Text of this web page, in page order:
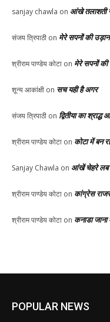
sanjay chawla on आंखे तलाशती
संजय त्रिपाठी on मेरे सपनों की उड़ान
श्रीराम पाण्डेय कोटा on मेरे सपनों की
शून्य आकांक्षी on सच यही है अगर
संजय त्रिपाठी on द्वितीया का श्राद्ध
श्रीराम पाण्डेय कोटा on कोटा में बन
Sanjay Chawla on आंखें चेहरे लब
श्रीराम पाण्डेय कोटा on कांग्रेस
श्रीराम पाण्डेय कोटा on कनाडा
POPULAR NEWS